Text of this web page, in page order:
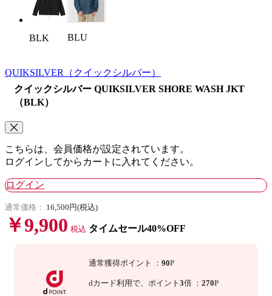
BLK BLU
QUIKSILVER
（クイックシルバー）
クイックシルバー QUIKSILVER SHORE WASH JKT
（BLK）
こちらは、会員価格が設定されています。
ログインしてからカートに入れてください。
ログイン
通常価格： 16,500円(税込)
￥9,900 税込 タイムセール40%OFF
通常獲得ポイント ：90P
dカード利用で、 ポイント3倍 ：270P